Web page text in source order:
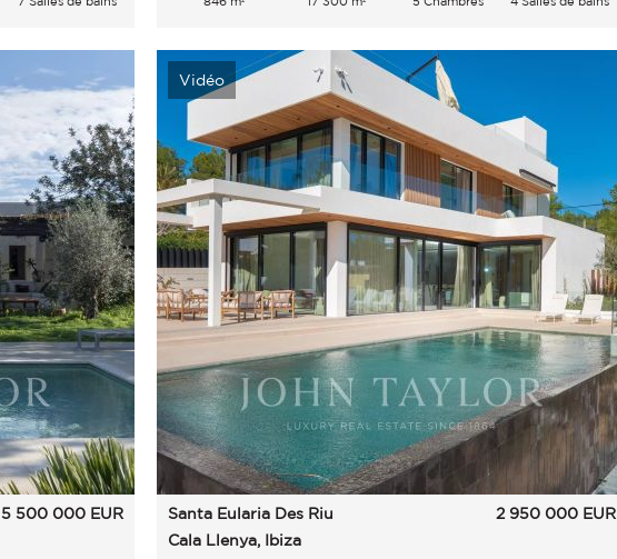
5 500 000 EUR
Vidéo
Santa Eularia Des Riu
Cala Llenya, Ibiza
2 950 000 EUR